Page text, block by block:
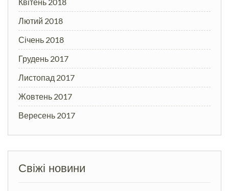
Лютий 2018
Січень 2018
Грудень 2017
Листопад 2017
Жовтень 2017
Вересень 2017
Свіжі новини